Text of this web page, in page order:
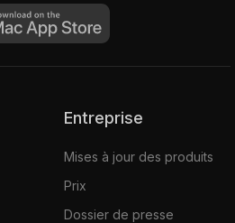
Entreprise
Mises à jour des produits
Prix
Dossier de presse